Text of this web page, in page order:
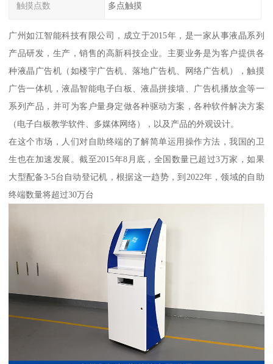
触摸点数 多点触摸
广州如江智能科技有限公司，成立于2015年，是一家从事液晶系列
产品研发，生产，销售的高新科技企业。主要业务是为客户提供各
种液晶广告机（如楼宇广告机、落地广告机、网络广告机），触摸
广告一体机，液晶智能电子白板、液晶拼接墙、广告机播放盒等一
系列产品，并可为客户量身定做各种驱动方案，各种软件解决方案
（电子白板教学软件、多媒体网络），以及产品的外观设计。
在这个市场，人们对自助终端的了解简单运用操作方法，我国的卫
生也在加速发展。截至2015年8月底，全国数量已超过3万家，如果
大型配备3-5台自动登记机，根据这一趋势，到2022年，领域的自助
终端数量将超过30万台